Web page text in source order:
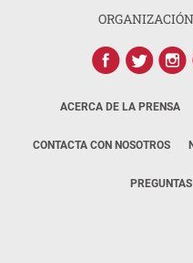
ACERCA DE LA PRENSA
CONTACTA CON NOSOTROS